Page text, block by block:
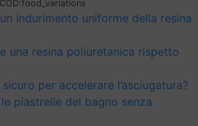
COD:food_variations
indurimento uniforme della resina
una resina poliuretanica rispetto
sicuro per accelerare l’asciugatura?
piastrelle del bagno senza